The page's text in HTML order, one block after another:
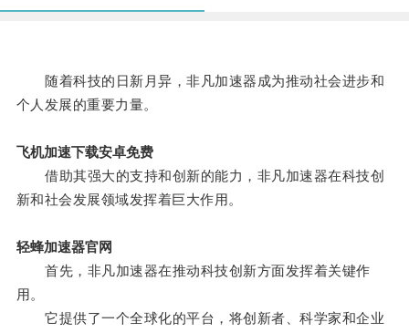
随着科技的日新月异，非凡加速器成为推动社会进步和
个人发展的重要力量。
飞机加速下载安卓免费
借助其强大的支持和创新的能力，非凡加速器在科技创
新和社会发展领域发挥着巨大作用。
轻蜂加速器官网
首先，非凡加速器在推动科技创新方面发挥着关键作
用。
它提供了一个全球化的平台，将创新者、科学家和企业